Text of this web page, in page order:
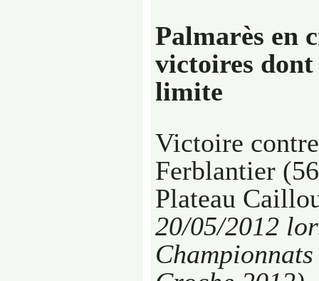
Palmarès en
victoires
limite
Victoire
Ferblantier
Plateau
20/05/2012